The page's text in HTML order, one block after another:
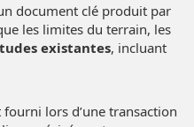
document clé produit par
les limites du terrain, les
existantes, incluant
lors d’une transaction